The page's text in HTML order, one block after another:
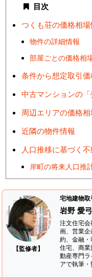
目次
つくも荘の価格相場
物件の詳細情報
部屋ごとの価格相
条件から想定取引
中古マンションの
周辺エリアの価格相
近隣の物件情報
人口推移に基づく
岸町の将来人口推
【監修者】
宅地建物
岩野 愛弓
注文住宅
画、営業
約、金融・
住宅、商
動産専門
アで執筆・